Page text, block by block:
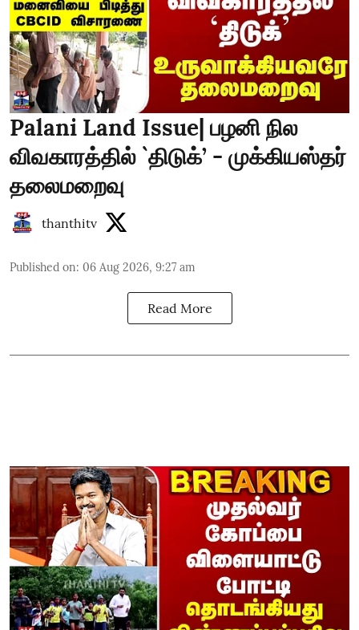
Palani Land Issue| பழனி நில
விவகாரத்தில் `திடுக்’ - முக்கியஸ்தர்
தலைமறைவு
thanthitv
Published on: 06 Aug 2026, 9:27 am
Read More